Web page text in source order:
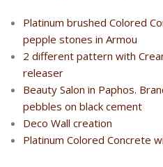
Platinum brushed Colored
pepple stones in Armou
2 different pattern with
releaser
Beauty Salon in Paphos.
pebbles on black cement
Deco Wall creation
Platinum Colored Concrete